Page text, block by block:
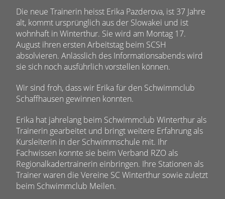
Die neue Trainerin heisst Erika Pazderova, ist 37 Jahre
alt, kommt ursprünglich aus der Slowakei und ist
wohnhaft in Winterthur. Sie wird am Montag 17.
August ihren ersten Arbeitstag beim SCSH
absolvieren. Anlässlich des Informationsabends wird
sie sich noch ausführlich vorstellen können.
Wir sind froh, dass wir Erika für den Schwimmclub
Schaffhausen gewinnen konnten.
Erika hat jahrelang beim Schwimmclub Winterthur als
Trainerin gearbeitet und bringt weitere Erfahrung als
Kursleiterin in der Schwimmschule mit. Ihr
Fachwissen konnte sie beim Verband RZO als
Regionalkadertrainerin einbringen. Ihre Stationen als
Trainer waren die Vereine SC Winterthur sowie zuletzt
beim Schwimmclub Meilen.